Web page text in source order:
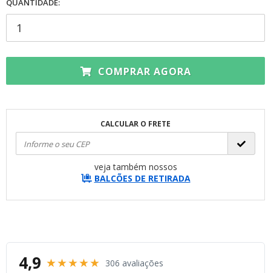
QUANTIDADE:
COMPRAR AGORA
CALCULAR O FRETE
veja também nossos
BALCÕES DE RETIRADA
4,9 ★★★★★ 306 avaliações